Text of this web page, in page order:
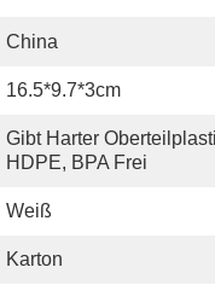
China
16.5*9.7*3cm
Gibt Harter
HDPE, BPA Frei
Weiß
Karton